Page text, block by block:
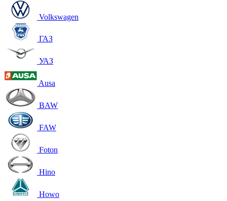
Volkswagen
ГАЗ
УАЗ
Ausa
BAW
FAW
Foton
Hino
Howo